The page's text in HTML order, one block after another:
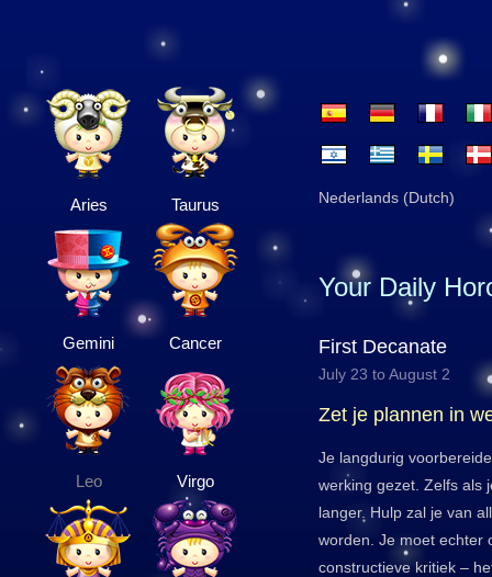
Aries Taurus
Gemini Cancer
Leo Virgo
Nederlands (Dutch)
Your Daily
First Decanate
July 23 to August 2
Zet je plannen in
Je langdurig
werking gezet. Zelfs als
langer. Hulp zal je van
worden. Je moet echter
constructieve kritiek –